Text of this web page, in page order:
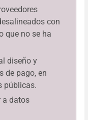
con
que no se ha
diseño y
de pago, en
públicas.
a datos